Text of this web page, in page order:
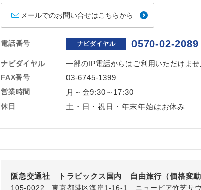
メールでのお問い合せはこちらから
電話番号 ナビダイヤル 0570-02-2089
ナビダイヤル
一部のIP電話からはご利用いただけませ
FAX番号
03-6745-1399
営業時間 月～金9:30～17:30
休日 土・日・祝日・年末年始はお休み
阪急交通社 トラピックス国内 自由旅行（価格変動
105-0022 東京都港区海岸1-16-1 ニューピア竹芝サ